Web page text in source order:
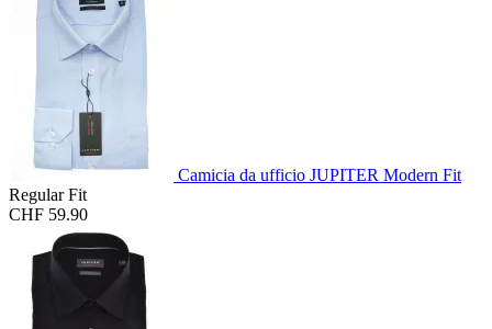
Camicia da ufficio JUPITER Modern Fit
Regular Fit
CHF 59.90